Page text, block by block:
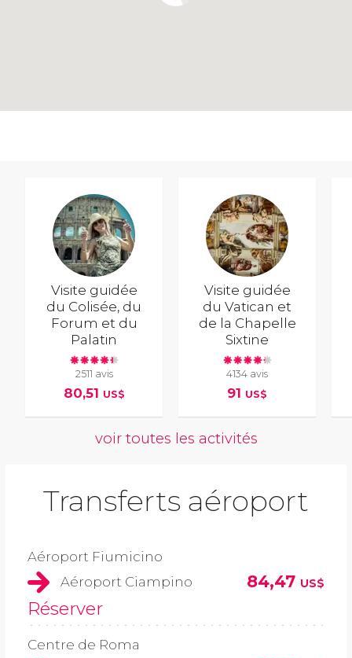
Visite guidée
du Colisée, du
Forum et du
Palatin
2511 avis
80,51 US$
Visite guidée
du Vatican et
de la Chapelle
Sixtine
4134 avis
91 US$
voir toutes les activités
Transferts aéroport
Aéroport Fiumicino
Aéroport Ciampino
84,47 US$
Réserver
Centre de Roma